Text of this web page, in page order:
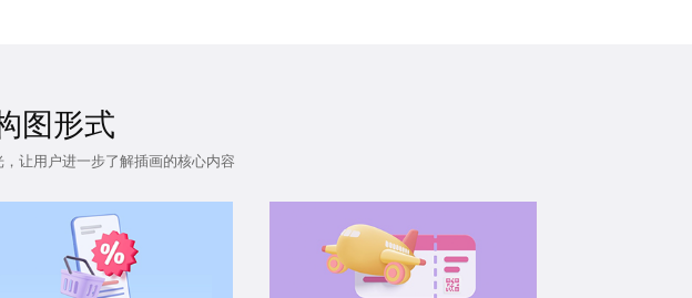
图形式
让用户进一步了解插画的核心内容